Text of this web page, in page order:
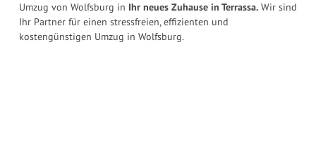
Umzug von Wolfsburg in Ihr neues Zuhause in Terrassa. Wir sind
Ihr Partner für einen stressfreien, effizienten und
kostengünstigen Umzug in Wolfsburg.